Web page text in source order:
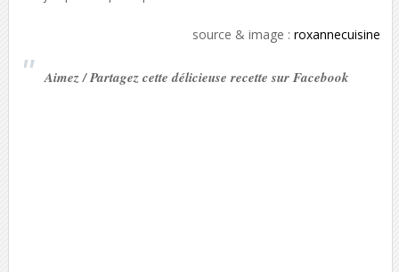
source & image :roxannecuisine
Aimez / Partagez cette délicieuse recette sur Facebook